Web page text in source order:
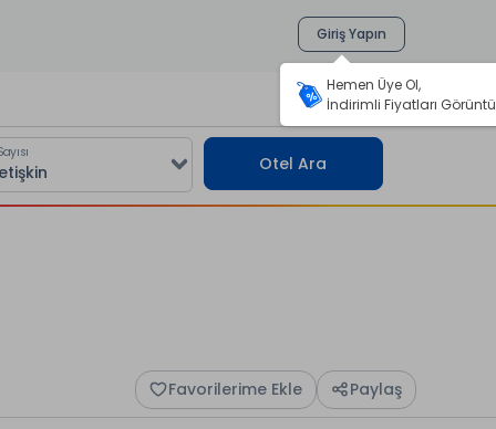
Giriş Yapın
Otel Ara
Favorilerime Ekle Paylaş
Hemen Üye Ol,
İndirimli Fiyatları